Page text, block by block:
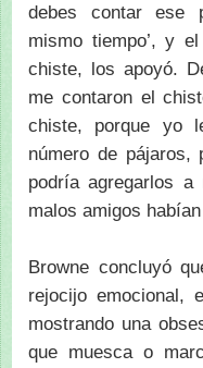
debes contar ese
mismo tiempo’, y
chiste, los apoyó.
me contaron el
chiste, porque yo
número de
podría agregarlos
malos amigos
Browne concluyó
rejocijo emocional,
mostrando una
que muesca o